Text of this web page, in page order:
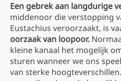
Een gebrek aan langdurige
middenoor die verstopping
Eustachius veroorzaakt, is
oorzaak van loopoor.
kleine kanaal het mogelijk
sturen wanneer we ons
van sterke